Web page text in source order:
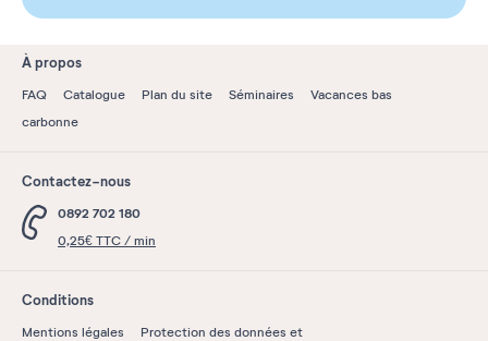
À propos
FAQ Catalogue Plan du site Séminaires
Vacances bas
carbonne
Contactez-nous
0892 702 180
0,25€ TTC / min
Conditions
Mentions légales
Protection des données et